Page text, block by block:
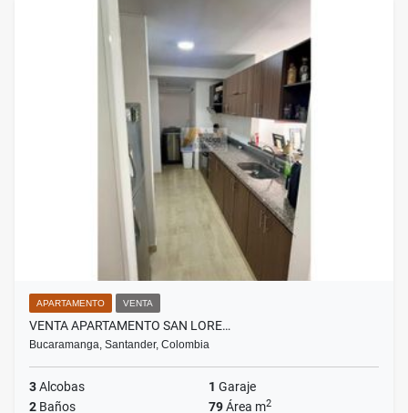
APARTAMENTO VENTA
VENTA APARTAMENTO SAN LORE…
Bucaramanga, Santander, Colombia
3Alcobas 1 Garaje
2 Baños 79Área m2